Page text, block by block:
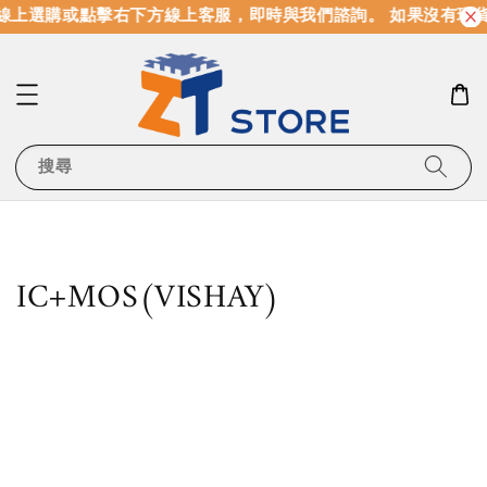
選購或點擊右下方線上客服，即時與我們諮詢。 如果沒有現
搜尋
IC+MOS(VISHAY)